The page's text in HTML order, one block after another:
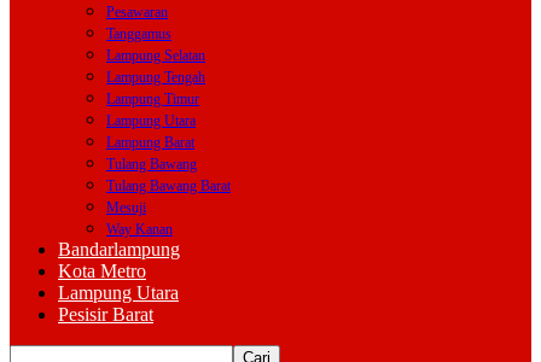
Pesawaran
Tanggamus
Lampung Selatan
Lampung Tengah
Lampung Timur
Lampung Utara
Lampung Barat
Tulang Bawang
Tulang Bawang Barat
Mesuji
Way Kanan
Bandarlampung
Kota Metro
Lampung Utara
Pesisir Barat